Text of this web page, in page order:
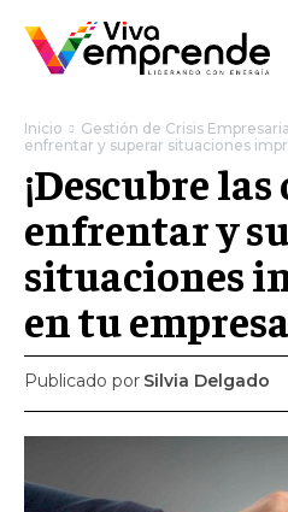
Inicio Gestión de Crisis
enfrentar y superar situaciones
¡Descubre
enfrentar y
situaciones
en tu
Publicado por Silvia Delgado